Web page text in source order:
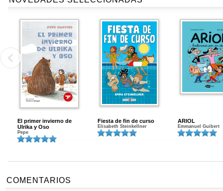
El primer invierno de
Ulrika y Oso
Pepe
Fiesta de fin de curso
Elisabeth Steinkellner
ARIOL
Emmanuel Guibert
COMENTARIOS